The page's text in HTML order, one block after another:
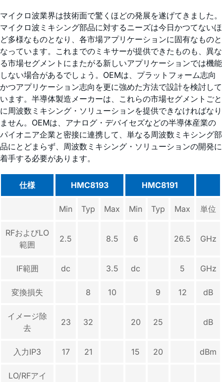
マイクロ波業界は技術面で驚くほどの発展を遂げてきました。
マイクロ波ミキシング部品に対するニーズは今日かつてないほ
ど多様なものとなり、各市場アプリケーションに固有なものと
なっています。これまでのミキサーが提供できたものも、異な
る市場セグメントにまたがる新しいアプリケーションでは機能
しない場合があるでしょう。OEMは、プラットフォーム志向
かつアプリケーション志向を更に強めた方法で設計を検討して
います。半導体製造メーカーは、これらの市場セグメントごと
に周波数ミキシング・ソリューションを提供できなければなり
ません。OEMは、アナログ・デバイセズなどの半導体産業の
パイオニア企業と密接に連携して、単なる周波数ミキシング部
品にとどまらず、周波数ミキシング・ソリューションの開発に
着手する必要があります。
仕様 HMC8193 HMC8191
Min Typ Max Min Typ Max 単位
RFおよびLO
範囲
2.5 8.5 6 26.5 GHz
IF範囲 dc 3.5 dc 5 GHz
変換損失 8 10 9 12 dB
イメージ除
去
23 32 20 25 dB
入力IP3 17 21 15 20 dBm
LO/RFアイ